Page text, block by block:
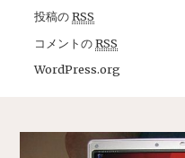
投稿のRSS
コメントのRSS
WordPress.org